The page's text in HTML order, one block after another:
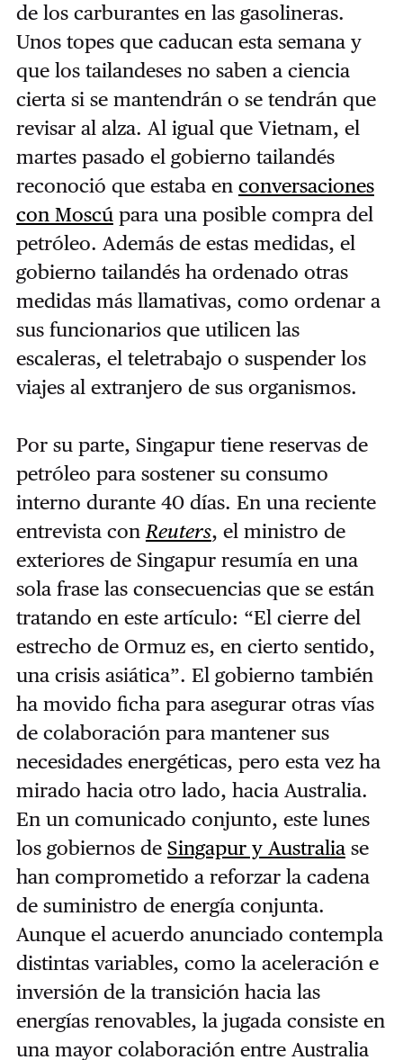
de los carburantes en las gasolineras.
Unos topes que caducan esta semana y
que los tailandeses no saben a ciencia
cierta si se mantendrán o se tendrán que
revisar al alza. Al igual que Vietnam, el
martes pasado el gobierno tailandés
reconoció que estaba en conversaciones
con Moscúpara una posible compra del
petróleo. Además de estas medidas, el
gobierno tailandés ha ordenado otras
medidas más llamativas, como ordenar a
sus funcionarios que utilicen las
escaleras, el teletrabajo o suspender los
viajes al extranjero de sus organismos.
Por su parte, Singapur tiene reservas de
petróleo para sostener su consumo
interno durante 40 días. En una reciente
entrevista conReuters, el ministro de
exteriores de Singapur resumía en una
sola frase las consecuencias que se están
tratando en este artículo: “El cierre del
estrecho de Ormuz es, en cierto sentido,
una crisis asiática”. El gobierno también
ha movido ficha para asegurar otras vías
de colaboración para mantener sus
necesidades energéticas, pero esta vez ha
mirado hacia otro lado, hacia Australia.
En un comunicado conjunto, este lunes
los gobiernos de Singapur y Australiase
han comprometido a reforzar la cadena
de suministro de energía conjunta.
Aunque el acuerdo anunciado contempla
distintas variables, como la aceleración e
inversión de la transición hacia las
energías renovables, la jugada consiste en
una mayor colaboración entre Australia